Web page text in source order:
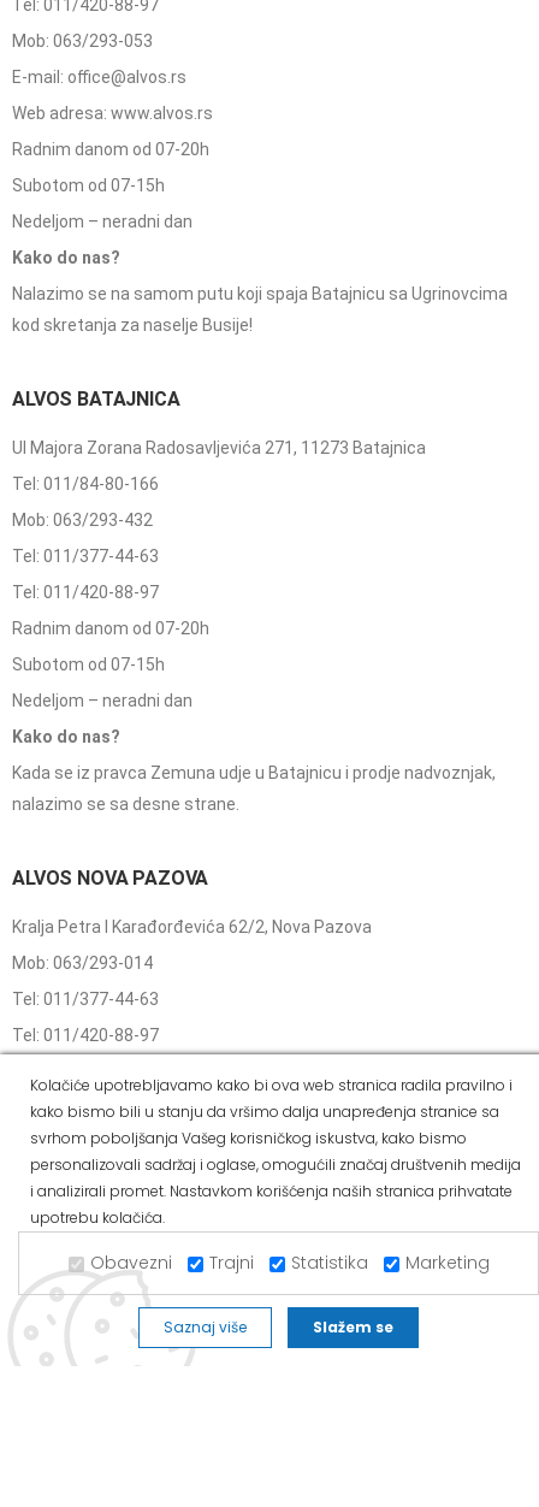
Tel: 011/420-88-97
Mob: 063/293-053
E-mail: office@alvos.rs
Web adresa: www.alvos.rs
Radnim danom od 07-20h
Subotom od 07-15h
Nedeljom – neradni dan
Kako do nas?
Nalazimo se na samom putu koji spaja Batajnicu sa Ugrinovcima
kod skretanja za naselje Busije!
ALVOS BATAJNICA
Ul Majora Zorana Radosavljevića 271, 11273 Batajnica
Tel: 011/84-80-166
Mob: 063/293-432
Tel: 011/377-44-63
Tel: 011/420-88-97
Radnim danom od 07-20h
Subotom od 07-15h
Nedeljom – neradni dan
Kako do nas?
Kada se iz pravca Zemuna udje u Batajnicu i prodje nadvoznjak,
nalazimo se sa desne strane.
ALVOS NOVA PAZOVA
Kralja Petra I Karađorđevića 62/2, Nova Pazova
Mob: 063/293-014
Tel: 011/377-44-63
Tel: 011/420-88-97
Radnim danom od 07-20h
Subotom od 07-15h
Nedeljom – neradni dan
Kako do nas?
Kada se iz pravca Batajnice ka Novoj Pazovi prođe prvi semafor
nalazimo se sa leve strane.
Kolačiće upotrebljavamo kako bi ova web stranica radila pravilno i
kako bismo bili u stanju da vršimo dalja unapređenja stranice sa
svrhom poboljšanja Vašeg korisničkog iskustva, kako bismo
personalizovali sadržaj i oglase, omogućili značaj društvenih medija
i analizirali promet. Nastavkom korišćenja naših stranica prihvatate
upotrebu kolačića.
Obavezni Trajni Statistika Marketing
Saznaj više Slažem se